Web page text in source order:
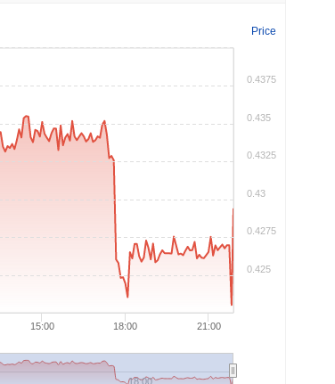
Price
15:00 18:00 21:00
18:00
0.425
0.4275
0.43
0.4325
0.435
0.4375